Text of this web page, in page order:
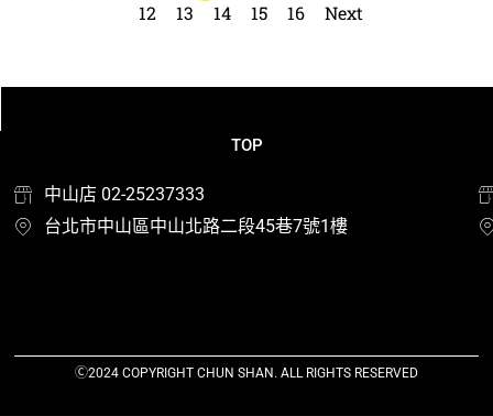
12
13 14 15 16 Next
TOP
中山店 02-25237333
台北市中山區中山北路二段45巷7號1樓
Ⓒ2024 COPYRIGHT CHUN SHAN. ALL RIGHTS RESERVED